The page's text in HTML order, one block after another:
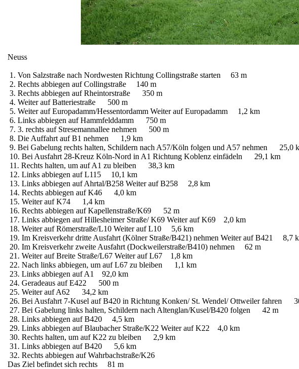
Neuss
1. Von Salzstraße nach Nordwesten Richtung Collingstraße starten 63 m
2. Rechts abbiegen auf Collingstraße 140 m
3. Rechts abbiegen auf Rheintorstraße 350 m
4. Weiter auf Batteriestraße 500 m
5. Weiter auf Europadamm/​Hessentordamm Weiter auf Europadamm 1,2 km
6. Links abbiegen auf Hammfelddamm 750 m
7. 3. rechts auf Stresemannallee nehmen 500 m
8. Die Auffahrt auf B1 nehmen 1,9 km
9. Bei Gabelung rechts halten, Schildern nach A57/​Köln folgen und A57 nehmen 25,0
10. Bei Ausfahrt 28-Kreuz Köln-Nord in A1 Richtung Koblenz einfädeln 29,1 km
11. Rechts halten, um auf A1 zu bleiben 38,3 km
12. Links abbiegen auf L115 10,1 km
13. Links abbiegen auf Ahrtal/B258 Weiter auf B258 2,8 km
14. Rechts abbiegen auf K46 4,0 km
15. Weiter auf K74 1,4 km
16. Rechts abbiegen auf Kapellenstraße/K69 52 m
17. Links abbiegen auf Hillesheimer Straße/ K69 Weiter auf K69 2,0 km
18. Weiter auf Römerstraße/L10 Weiter auf L10 5,6 km
19. Im Kreisverkehr dritte Ausfahrt (Kölner Straße/​B421) nehmen Weiter auf B421 8,7
20. Im Kreisverkehr zweite Ausfahrt (Dockweilerstraße/​B410) nehmen 62 m
21. Weiter auf Breite Straße/L67 Weiter auf L67 1,8 km
22. Nach links abbiegen, um auf L67 zu bleiben 1,1 km
23. Links abbiegen auf A1 92,0 km
24. Geradeaus auf E422 500 m
25. Weiter auf A62 34,2 km
26. Bei Ausfahrt 7-Kusel auf B420 in Richtung Konken/ St. Wendel/ Ottweiler fahren
27. Bei Gabelung links halten, Schildern nach Altenglan/Kusel/B420 folgen 42 m
28. Links abbiegen auf B420 4,5 km
29. Links abbiegen auf Blaubacher Straße/K22 Weiter auf K22 4,0 km
30. Rechts halten, um auf K22 zu bleiben 2,9 km
31. Links abbiegen auf B420 5,6 km
32. Rechts abbiegen auf Wahrbachstraße/K26
Das Ziel befindet sich rechts 81 m